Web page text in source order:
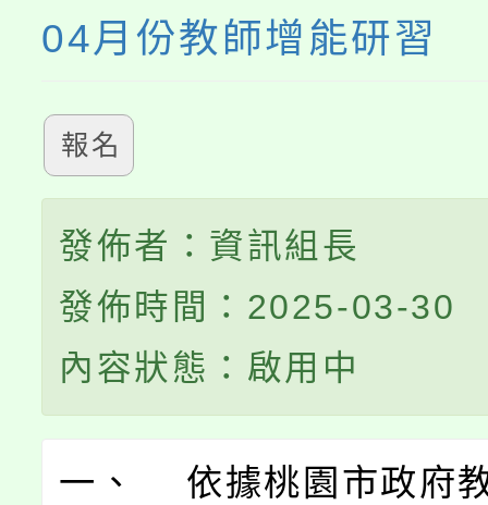
04月份教師增能研習
報名
發佈者：資訊組長
發佈時間：2025-03-30
內容狀態：啟用中
一、 依據桃園市政府